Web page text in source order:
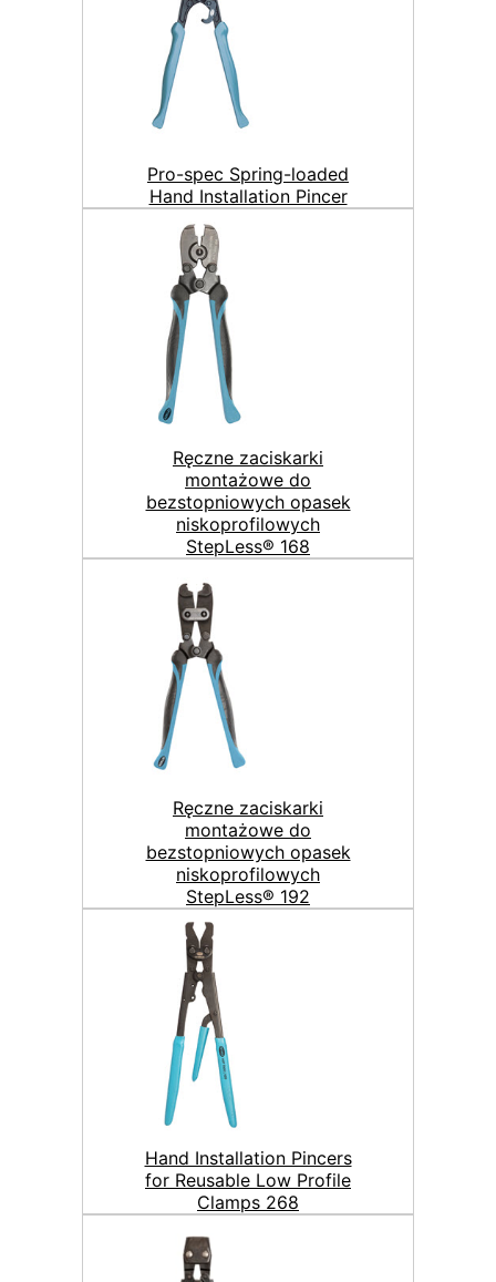
Pro-spec Spring-loaded
Hand Installation Pincer
Ręczne zaciskarki
montażowe do
bezstopniowych opasek
niskoprofilowych
StepLess® 168
Ręczne zaciskarki
montażowe do
bezstopniowych opasek
niskoprofilowych
StepLess® 192
Hand Installation Pincers
for Reusable Low Profile
Clamps 268